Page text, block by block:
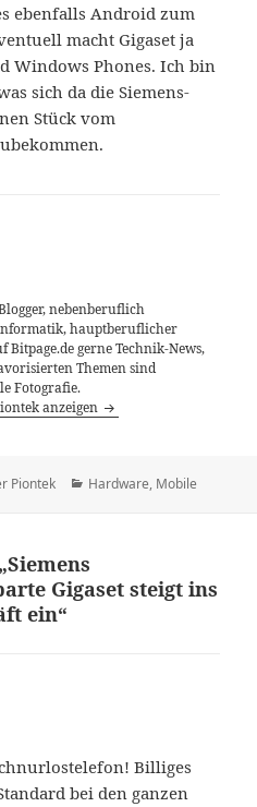
ebenfalls Android zum
macht Gigaset ja
Windows Phones. Ich bin
sich da die Siemens-
Stück vom
nebenberuflich
hauptberuflicher
gerne Technik-News,
Themen sind
Fotografie.
anzeigen
Piontek Kategorien
Hardware, Mobile
Gigaset steigt ins
ein“
Billiges
bei den ganzen